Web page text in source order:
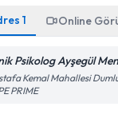
1 Online
Psikolog Ayşegül
Kemal Mahallesi
PRIME